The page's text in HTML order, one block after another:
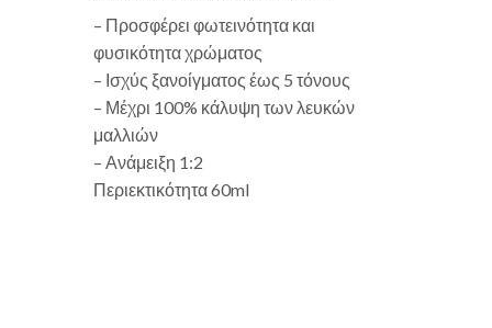
– Προσφέρει φωτεινότητα και
φυσικότητα χρώματος
– Ισχύς ξανοίγματος έως 5 τόνους
– Μέχρι 100% κάλυψη των λευκών
μαλλιών
– Ανάμειξη 1:2
Περιεκτικότητα 60ml